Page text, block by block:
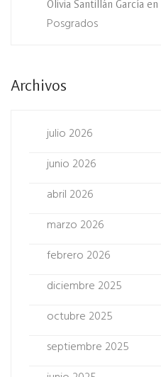
Olivia Santillán García en
Posgrados
Archivos
julio 2026
junio 2026
abril 2026
marzo 2026
febrero 2026
diciembre 2025
octubre 2025
septiembre 2025